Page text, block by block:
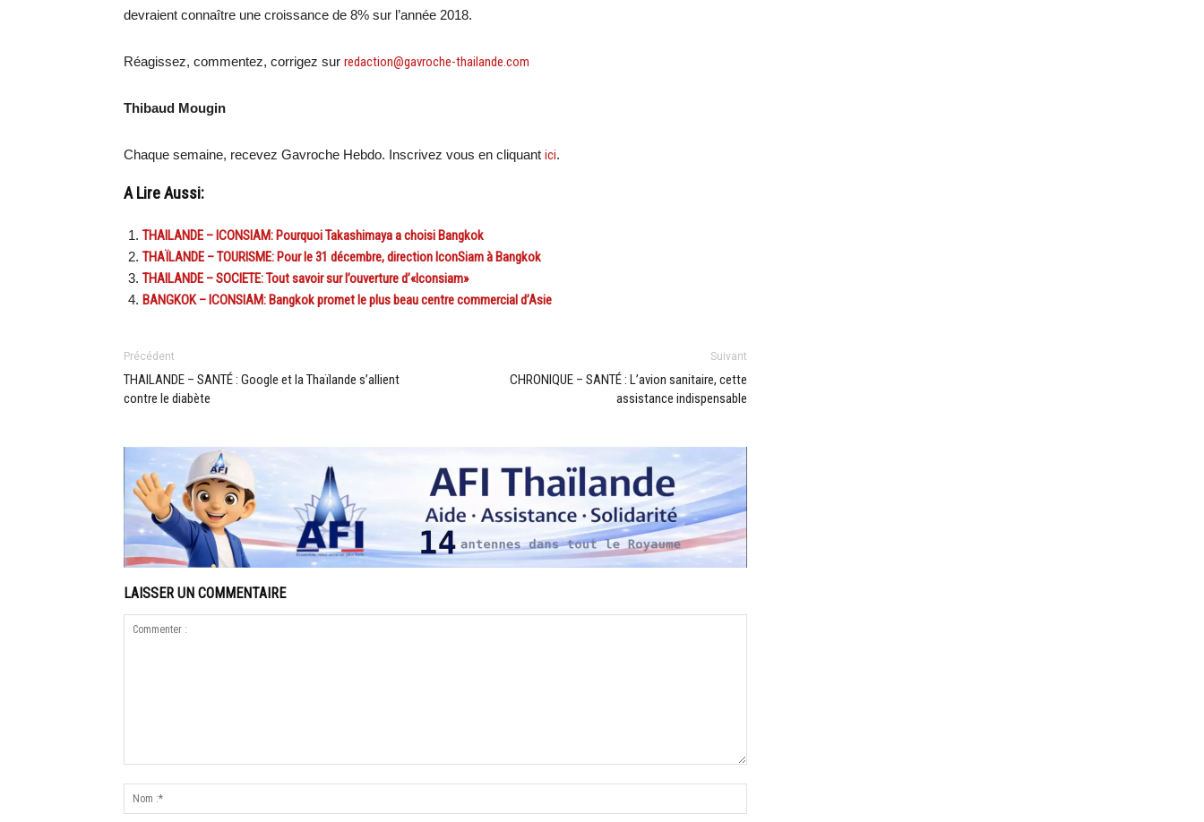
devraient connaître une croissance de 8% sur l’année 2018.
Réagissez, commentez, corrigez sur redaction@gavroche-thailande.com
Thibaud Mougin
Chaque semaine, recevez Gavroche Hebdo. Inscrivez vous en cliquant ici.
A Lire Aussi:
THAILANDE – ICONSIAM: Pourquoi Takashimaya a choisi Bangkok
THAÏLANDE – TOURISME: Pour le 31 décembre, direction IconSiam à Bangkok
THAILANDE – SOCIETE: Tout savoir sur l’ouverture d’«Iconsiam»
BANGKOK – ICONSIAM: Bangkok promet le plus beau centre commercial d’Asie
Précédent
THAILANDE – SANTÉ : Google et la Thaïlande s’allient
contre le diabète
Suivant
CHRONIQUE – SANTÉ : L’avion sanitaire, cette
assistance indispensable
LAISSER UN COMMENTAIRE